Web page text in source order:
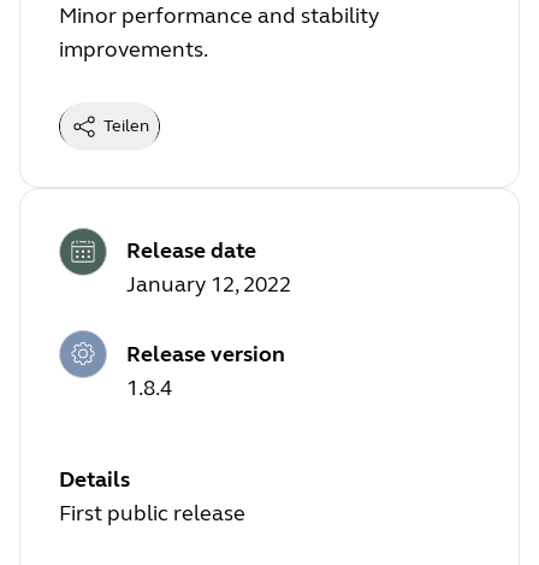
Minor performance and stability
improvements.
Teilen
Release date
January 12, 2022
Release version
1.8.4
Details
First public release